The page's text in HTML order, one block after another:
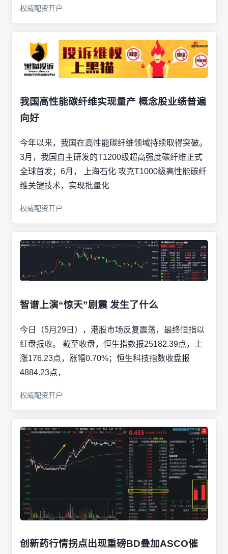
权威配资开户
我国高性能碳纤维实现量产 概念股业绩普遍
向好
今年以来，我国在高性能碳纤维领域持续取得突破。
3月，我国自主研发的T1200级超高强度碳纤维正式
全球首发；6月， 上海石化 攻克T1000级高性能碳纤
维关键技术，实现批量化
权威配资开户
智谱上演“惊天”剧震 发生了什么
今日（5月29日），港股市场反复震荡，最终恒指以
红盘报收。 截至收盘，恒生指数报25182.39点，上
涨176.23点，涨幅0.70%；恒生科技指数收盘报
4884.23点，
权威配资开户
创新药行情拐点出现重磅BD叠加ASCO催